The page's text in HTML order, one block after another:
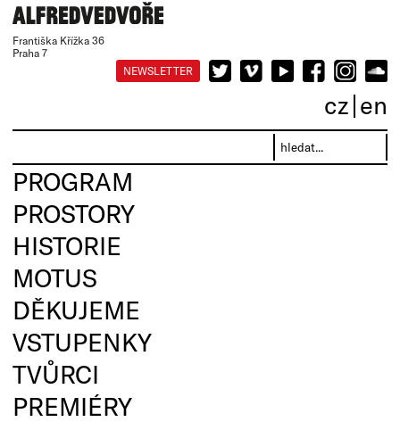
Františka Křížka 36
Praha 7
NEWSLETTER
cz en
PROGRAM
PROSTORY
HISTORIE
MOTUS
DĚKUJEME
VSTUPENKY
TVŮRCI
PREMIÉRY